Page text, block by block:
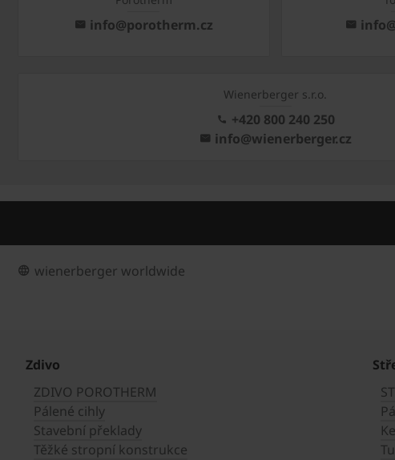
info@porotherm.cz
Wienerberger s.r.o.
+420 800 240 250
info@wienerberger.cz
wienerberger worldwide
Zdivo
ZDIVO POROTHERM
Pálené cihly
Stavební překlady
Těžké stropní konstrukce